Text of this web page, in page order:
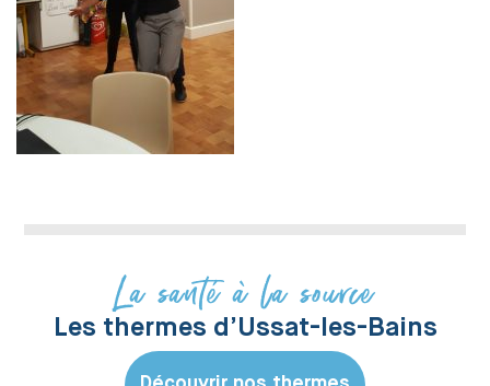
La santé à la source
Les thermes d’Ussat-les-Bains